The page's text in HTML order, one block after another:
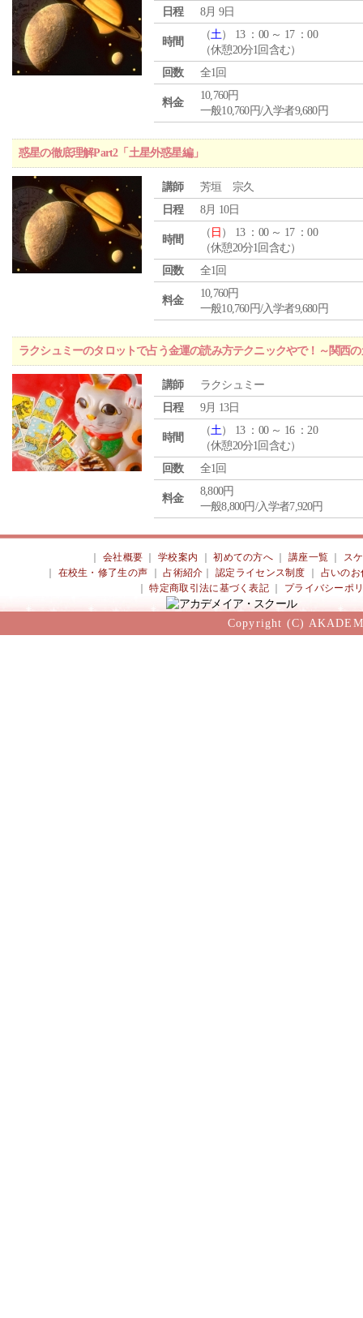
日程 8月 9日
時間
（土） 13 ：00 ～ 17 ：00
（休憩20分1回含む）
回数
全1回
料金
10,760円
一般10,760円/入学者9,680円
惑星の徹底理解Part2「土星外惑星編」
講師
芳垣 宗久
日程
8月 10日
時間
（ 日 ） 13 ：00 ～ 17 ：00
（休憩20分1回含む）
回数
全1回
料金
10,760円
一般10,760円/入学者9,680円
ラクシュミーのタロットで占う金運の読み方テクニックやで！～関西
講師
ラクシュミー
日程
9月 13日
時間
（土） 13 ：00 ～ 16 ：20
（休憩20分1回含む）
回数
全1回
料金
8,800円
一般8,800円/入学者7,920円
会社概要 ｜学校案内 ｜初めての方へ 講座一覧
ス
在校生・修了生の声 ｜占術紹介 ｜認定ライセンス制度
占いのお
｜特定商取引法に基づく表記 プライバシーポ
Copyright (C)